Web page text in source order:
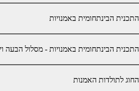
התכנית הבינתחומית באמנויות
התכנית הבינתחומית באמנויות - מסלול הבעה
החוג לתולדות האמנות